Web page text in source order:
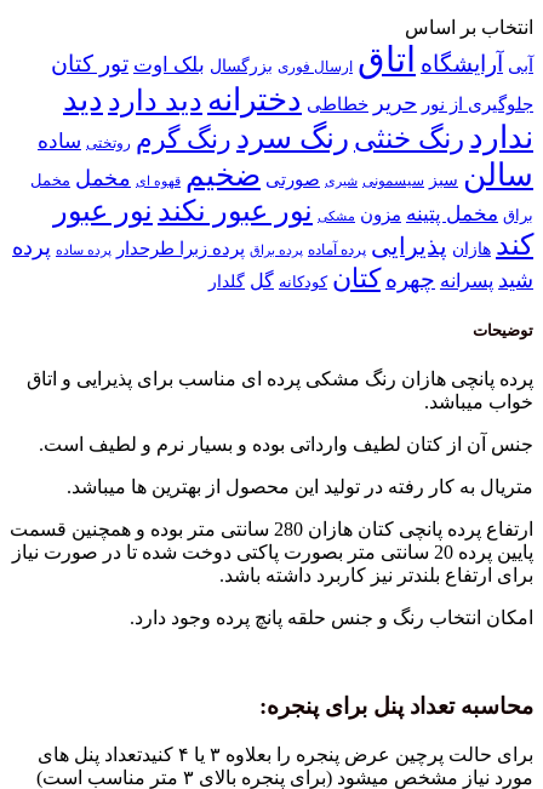
انتخاب بر اساس
آبی آرایشگاهاتاق ارسال فوری بزرگسال بلک اوت تور کتان
جلوگیری از نور حریر خطاطی دخترانهدید دارددید
نداردرنگ خنثی رنگ سردرنگ گرم روتختی ساده
سالن سبز سیسمونی شیری صورتی ضخیم قهوه ای مخمل مخمل
براق مخمل پتینه مزون مشکی نور عبور نکندنور عبور
کند هازان پذیرایی پرده آماده پرده براق پرده زبرا طرحدار پرده ساده پرده
شید پسرانه چهرهکتان کودکانه گل گلدار
توضیحات
پرده پانچی هازان رنگ مشکی پرده ای مناسب برای پذیرایی و اتاق
خواب میباشد.
جنس آن از کتان لطیف وارداتی بوده و بسیار نرم و لطیف است.
متریال به کار رفته در تولید این محصول از بهترین ها میباشد.
ارتفاع پرده پانچی کتان هازان 280 سانتی متر بوده و همچنین قسمت
پایین پرده 20 سانتی متر بصورت پاکتی دوخت شده تا در صورت نیاز
برای ارتفاع بلندتر نیز کاربرد داشته باشد.
امکان انتخاب رنگ و جنس حلقه پانچ پرده وجود دارد.
محاسبه تعداد پنل برای پنجره:
برای حالت پرچین عرض پنجره را بعلاوه ۳ یا ۴ کنیدتعداد پنل های
مورد نیاز مشخص میشود (برای پنجره بالای ۳ متر مناسب است)